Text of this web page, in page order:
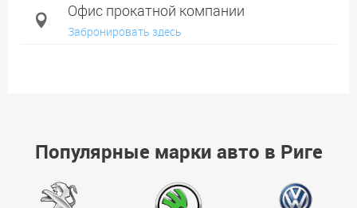
Офис прокатной компании
Забронировать здесь
Популярные марки авто в Риге